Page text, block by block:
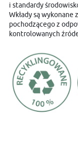
i standardy
Wkłady są
pochodzącego z
kontrolowanych